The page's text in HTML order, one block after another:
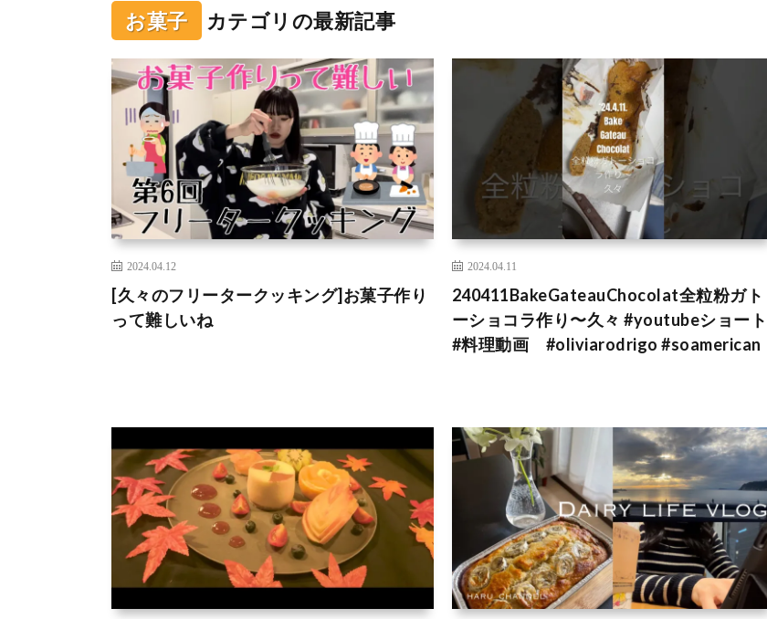
お菓子 カテゴリの最新記事
2024.04.12
[久々のフリータークッキング]お菓子作り
って難しいね
2024.04.11
240411BakeGateauChocolat全粒粉ガト
ーショコラ作り〜久々 #youtubeショート
#料理動画 #oliviarodrigo #soamerican